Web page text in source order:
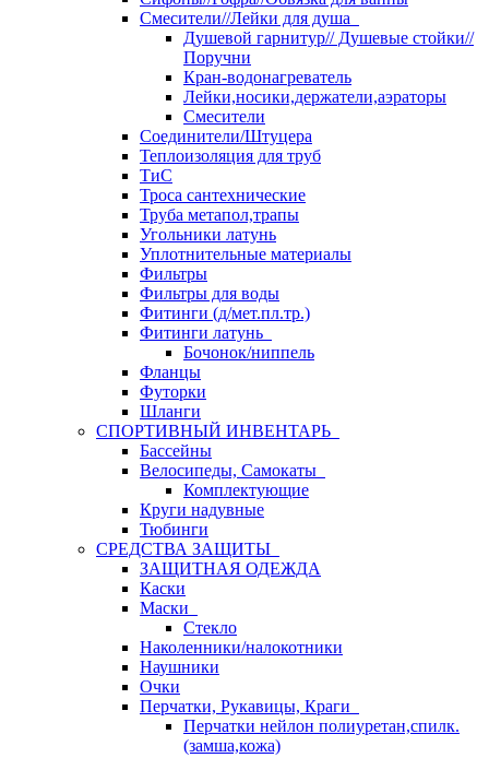
Смесители//Лейки для душа
Душевой гарнитур// Душевые стойки//
Поручни
Кран-водонагреватель
Лейки,носики,держатели,аэраторы
Смесители
Соединители/Штуцера
Теплоизоляция для труб
ТиС
Троса сантехнические
Труба метапол,трапы
Угольники латунь
Уплотнительные материалы
Фильтры
Фильтры для воды
Фитинги (д/мет.пл.тр.)
Фитинги латунь
Бочонок/ниппель
Фланцы
Футорки
Шланги
СПОРТИВНЫЙ ИНВЕНТАРЬ
Бассейны
Велосипеды, Самокаты
Комплектующие
Круги надувные
Тюбинги
СРЕДСТВА ЗАЩИТЫ
ЗАЩИТНАЯ ОДЕЖДА
Каски
Маски
Стекло
Наколенники/налокотники
Наушники
Очки
Перчатки, Рукавицы, Краги
Перчатки нейлон полиуретан,спилк.
(замша,кожа)